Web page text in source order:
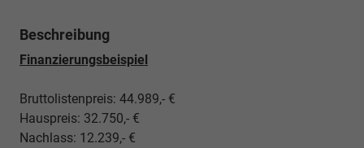
Beschreibung
Finanzierungsbeispiel
Bruttolistenpreis: 44.989,- €
Hauspreis: 32.750,- €
Nachlass: 12.239,- €